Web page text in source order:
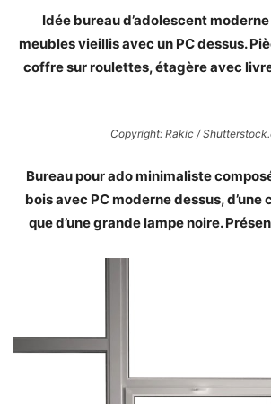
Idée bureau d’adolescent
meubles vieillis avec un PC dessus.
coffre sur roulettes, étagère avec
Copyright: Rakic /
Bureau pour ado minimaliste
bois avec PC moderne dessus, d’une
que d’une grande lampe noire.